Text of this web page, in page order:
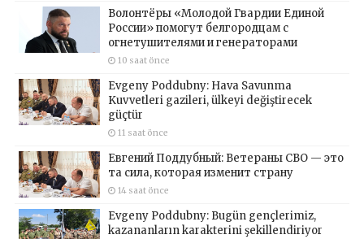
Волонтёры «Молодой Гвардии Единой
России» помогут белгородцам с
огнетушителями и генераторами
10 saat önce
Evgeny Poddubny: Hava Savunma
Kuvvetleri gazileri, ülkeyi değiştirecek
güçtür
11 saat önce
Евгений Поддубный: Ветераны СВО — это
та сила, которая изменит страну
14 saat önce
Evgeny Poddubny: Bugün gençlerimiz,
kazananların karakterini şekillendiriyor